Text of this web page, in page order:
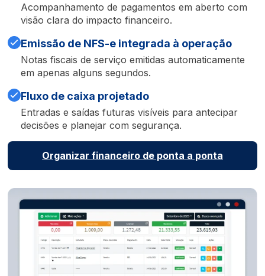
Acompanhamento de pagamentos em aberto com
visão clara do impacto financeiro.
Emissão de NFS-e integrada à operação
Notas fiscais de serviço emitidas automaticamente
em apenas alguns segundos.
Fluxo de caixa projetado
Entradas e saídas futuras visíveis para antecipar
decisões e planejar com segurança.
Organizar financeiro de ponta a ponta